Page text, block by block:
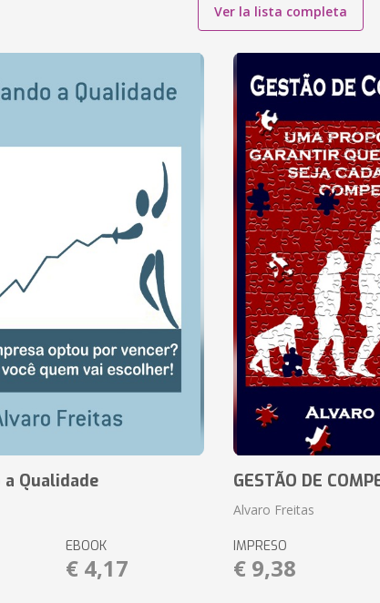
Ver la lista completa
Qualidade
EBOOK
€ 4,17
GESTÃO DE
Alvaro Freitas
IMPRESO
€ 9,38